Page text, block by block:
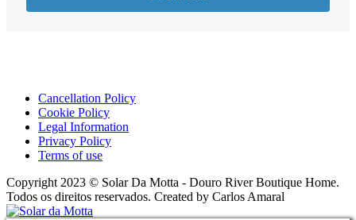
Cancellation Policy
Cookie Policy
Legal Information
Privacy Policy
Terms of use
Copyright 2023 © Solar Da Motta - Douro River Boutique Home.
Todos os direitos reservados. Created by Carlos Amaral